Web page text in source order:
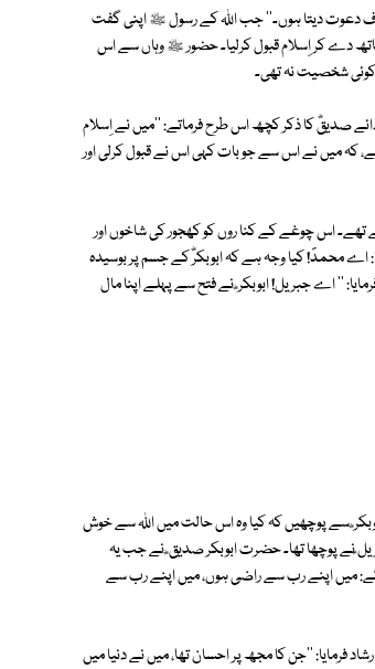
دعوت دیتا ہوں۔'' جب اﷲ کے رسول ﷺ اپنی گفت
دے کر اِسلام قبول کرلیا۔ حضور ﷺ وہاں سے اس
شخصیت نہ تھی۔
صدیقؓ کا ذکر کچھ اس طرح فرماتے: ''میں نے اِسلام
کہ میں نے اس سے جو بات کہی اس نے قبول کرلی اور
اس چوغے کے کنا روں کو کھجور کی شاخوں اور
اے محمدؐ! کیا وجہ ہے کہ ابوبکرؓ کے جسم پر بوسیدہ
'' اے جبریل! ابوبکر ؓ نے فتح سے پہلے اپنا مال
سے پوچھیں کہ کیا وہ اس حالت میں اﷲ سے خوش
ؑنے پوچھا تھا۔ حضرت ابوبکر صدیق ؓ نے جب یہ
لگے: میں اپنے رب سے راضی ہوں، میں اپنے رب سے
''جن کا مجھ پر احسان تھا، میں نے دنیا میں